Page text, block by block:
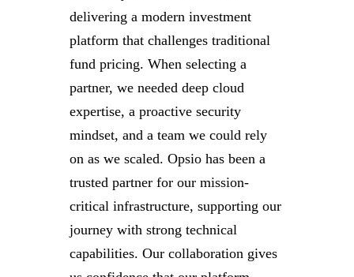
delivering a modern investment
platform that challenges traditional
fund pricing. When selecting a
partner, we needed deep cloud
expertise, a proactive security
mindset, and a team we could rely
on as we scaled. Opsio has been a
trusted partner for our mission-
critical infrastructure, supporting our
journey with strong technical
capabilities. Our collaboration gives